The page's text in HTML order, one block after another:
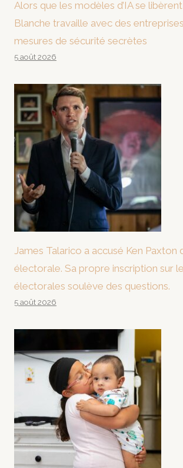
Alors que les modèles d’IA se
Blanche travaille avec des
mesures de sécurité secrètes
5 août 2026
James Talarico a accusé Ken Paxton
électorale. Sa propre inscription sur
électorales soulève des questions.
5 août 2026